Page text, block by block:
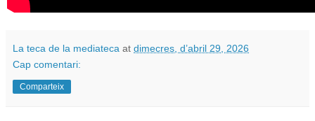
La teca de la mediateca at dimecres, d’abril 29, 2026
Cap comentari:
Comparteix